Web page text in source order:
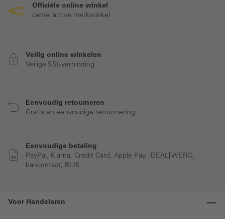
Officiële online winkel
camel active merkwinkel
Veilig online winkelen
Veilige SSL-verbinding
Eenvoudig retourneren
Gratis en eenvoudige retournering
Eenvoudige betaling
PayPal, Klarna, Credit Card, Apple Pay, iDEAL| WERO,
bancontact, BLIK
Voor Handelaren